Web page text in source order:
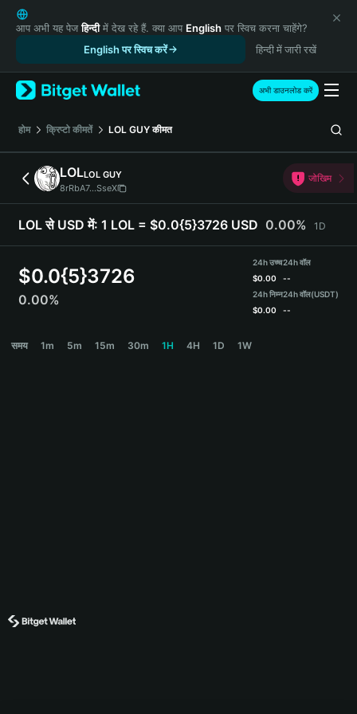
English
日本語
Русский
Español (Latinoamérica)
Türkçe
Italiano
Deutsch
简体中文
繁體中文
Português (Portugal)
हिन्दी
Español (Argentina)
आप अभी यह पेजहिन्दीमें देख रहे हैं. क्या आप English पर स्विच करना चाहेंगे?
English पर स्विच करें
हिन्दी में जारी रखें
अभी डाउनलोड करें
होम क्रिप्टो कीमतें LOL GUY कीमत
LOLLOL GUY
8rRbA7...SseX
जोखिम
LOL से USD में: 1 LOL = $0.0{5}3726 USD 0.00% 1D
$0.0{5}3726
0.00%
24h उच्च
$0.00
24h निम्न
$0.00
24h वॉल
--
24h वॉल(USDT)
--
समय 1m 5m 15m 30m 1H 4H 1D 1W